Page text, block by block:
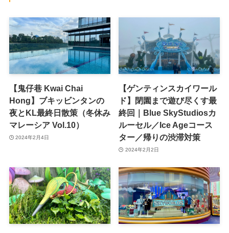
【鬼仔巷 Kwai Chai
Hong】ブキッビンタンの
夜とKL最終日散策（冬休み
マレーシア Vol.10）
2024年2月4日
【ゲンティンスカイワール
ド】閉園まで遊び尽くす最
終回｜Blue SkyStudiosカ
ルーセル／Ice Ageコース
ター／帰りの渋滞対策
2024年2月2日